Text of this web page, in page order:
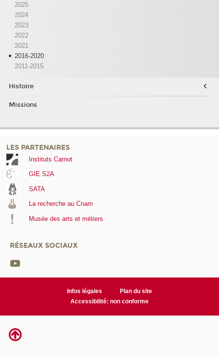
2025
2024
2023
2022
2021
2016-2020
2011-2015
Histoire
Missions
LES PARTENAIRES
Instituts Carnot
GIE S2A
SATA
La recherche au Cnam
Musée des arts et métiers
RÉSEAUX SOCIAUX
Infos légales
Plan du site
Accessibilité: non conforme